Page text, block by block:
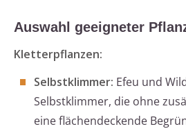
Auswahl geeigneter
Kletterpflanzen:
Selbstklimmer: Efeu und
Selbstklimmer, die ohne
eine flächendeckende